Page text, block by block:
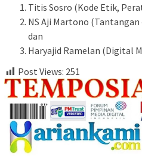
Titis Sosro (Kode Etik,
NS Aji Martono
dan
Haryajid Ramelan (Digital
Post Views: 251